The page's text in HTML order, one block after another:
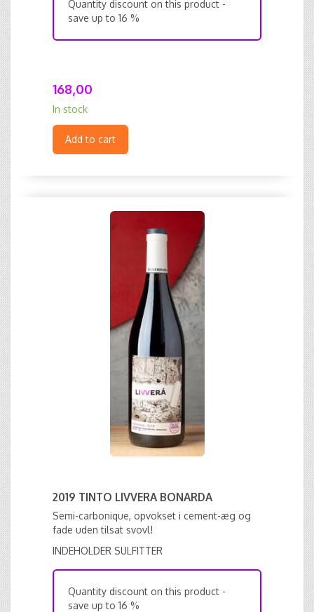
Quantity discount on this product -
save up to 16 %
168,00
In stock
Add to cart
2019 TINTO LIVVERA BONARDA
Semi-carbonique, opvokset i cement-æg og
fade uden tilsat svovl!
INDEHOLDER SULFITTER
Quantity discount on this product -
save up to 16 %